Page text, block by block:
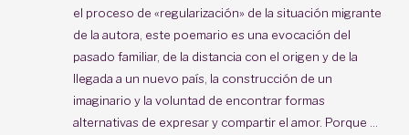
el proceso de «regularización» de la situación migrante
de la autora, este poemario es una evocación del
pasado familiar, de la distancia con el origen y de la
llegada a un nuevo país, la construcción de un
imaginario y la voluntad de encontrar formas
alternativas de expresar y compartir el amor. Porque ...